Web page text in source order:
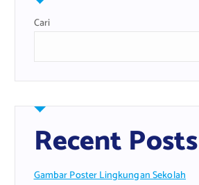
Cari
Recent Posts
Gambar Poster Lingkungan Sekolah